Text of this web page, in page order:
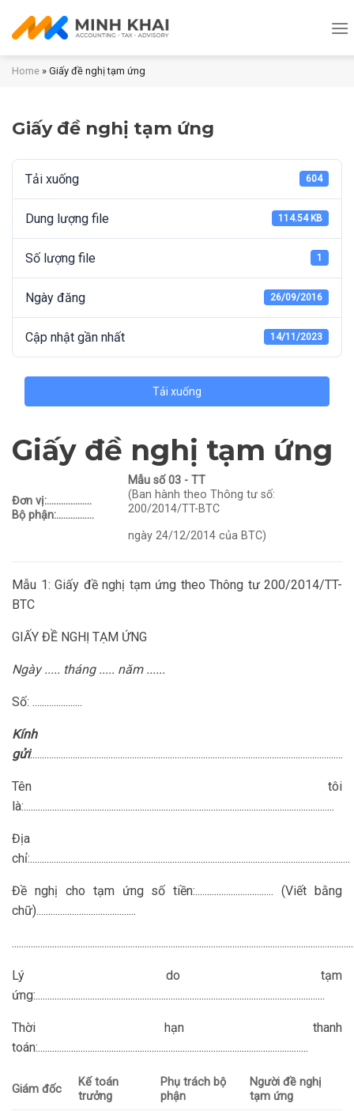
Home » Giấy đề nghị tạm ứng
Giấy đề nghị tạm ứng
Tải xuống 604
Dung lượng file 114.54 KB
Số lượng file 1
Ngày đăng 26/09/2016
Cập nhật gần nhất 14/11/2023
Tải xuống
Giấy đề nghị tạm ứng
Đơn vị:...................
Bộ phận:................
Mẫu số 03 - TT
(Ban hành theo Thông tư số:
200/2014/TT-BTC
ngày 24/12/2014 của BTC)
Mẫu 1: Giấy đề nghị tạm ứng theo Thông tư 200/2014/TT-
BTC
GIẤY ĐỀ NGHỊ TẠM ỨNG
Ngày ..... tháng ..... năm ......
Số: .....................
Kính
gửi:...................................................................................................................................
Tên tôi
là:...................................................................................................................................
Địa
chỉ:.......................................................................................................................................
Đề nghị cho tạm ứng số tiền:................................. (Viết bằng
chữ)..........................................
Lý do tạm
ứng:..........................................................................................................................
Thời hạn thanh
toán:..................................................................................................................
Giám đốc
Kế toán
trưởng
Phụ trách bộ
phận
Người đề nghị
tạm ứng